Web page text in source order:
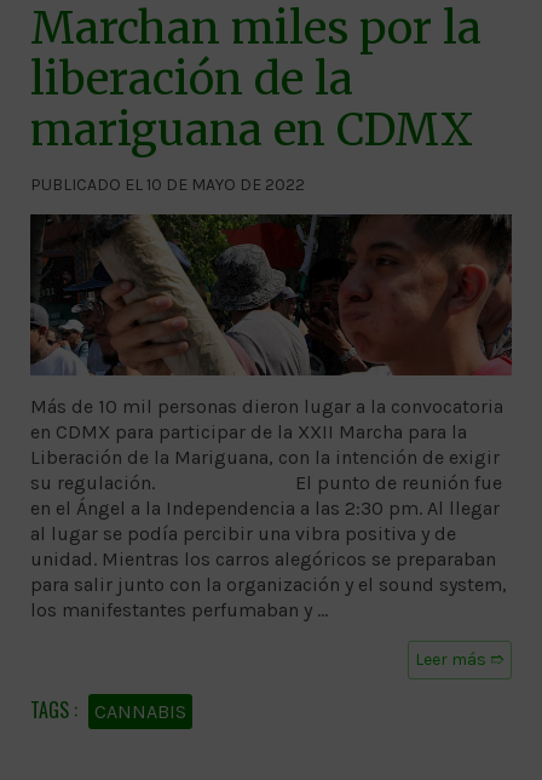
Marchan miles por la
liberación de la
mariguana en CDMX
PUBLICADO EL 10 DE MAYO DE 2022
Más de 10 mil personas dieron lugar a la convocatoria
en CDMX para participar de la XXII Marcha para la
Liberación de la Mariguana, con la intención de exigir
su regulación. El punto de reunión fue
en el Ángel a la Independencia a las 2:30 pm. Al llegar
al lugar se podía percibir una vibra positiva y de
unidad. Mientras los carros alegóricos se preparaban
para salir junto con la organización y el sound system,
los manifestantes perfumaban y …
Leer más ➱
CANNABIS